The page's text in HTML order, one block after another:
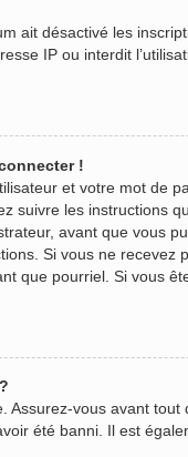
ait désactivé les
IP ou interdit
!
et votre mot de
suivre les instructions
avant que vous
Si vous ne
que pourriel. Si vous
Assurez-vous avant
été banni. Il est